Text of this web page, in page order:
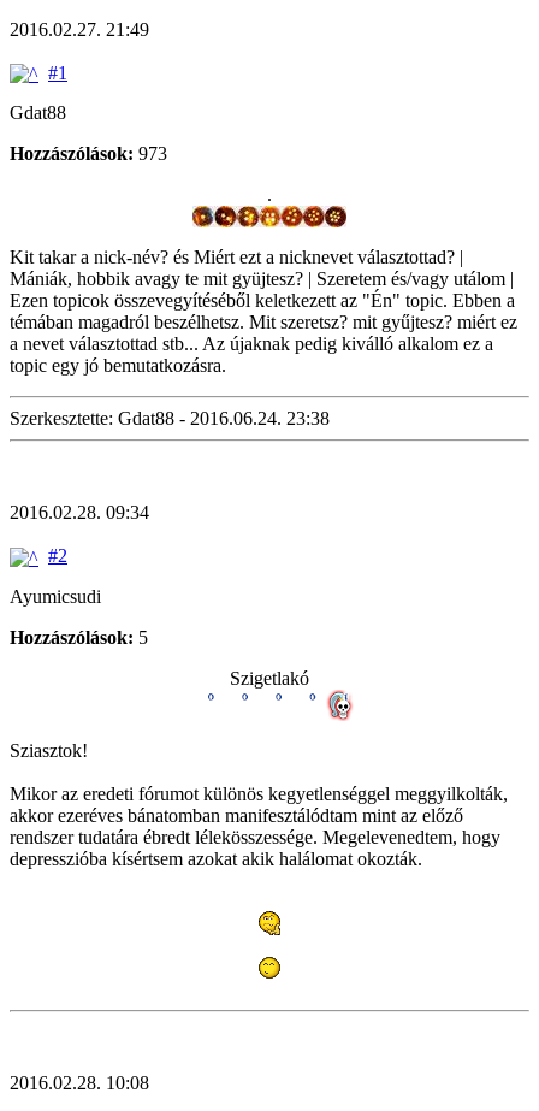
2016.02.27. 21:49
#1
Gdat88
Hozzászólások: 973
.
Kit takar a nick-név? és Miért ezt a nicknevet választottad? |
Mániák, hobbik avagy te mit gyüjtesz? | Szeretem és/vagy utálom |
Ezen topicok összevegyítéséből keletkezett az "Én" topic. Ebben a
témában magadról beszélhetsz. Mit szeretsz? mit gyűjtesz? miért ez
a nevet választottad stb... Az újaknak pedig kiválló alkalom ez a
topic egy jó bemutatkozásra.
Szerkesztette: Gdat88 - 2016.06.24. 23:38
2016.02.28. 09:34
#2
Ayumicsudi
Hozzászólások: 5
Szigetlakó
Sziasztok!
Mikor az eredeti fórumot különös kegyetlenséggel meggyilkolták,
akkor ezeréves bánatomban manifesztálódtam mint az előző
rendszer tudatára ébredt lélekösszessége. Megelevenedtem, hogy
depresszióba kísértsem azokat akik halálomat okozták.
2016.02.28. 10:08